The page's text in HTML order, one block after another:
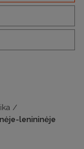
/
lenininėje